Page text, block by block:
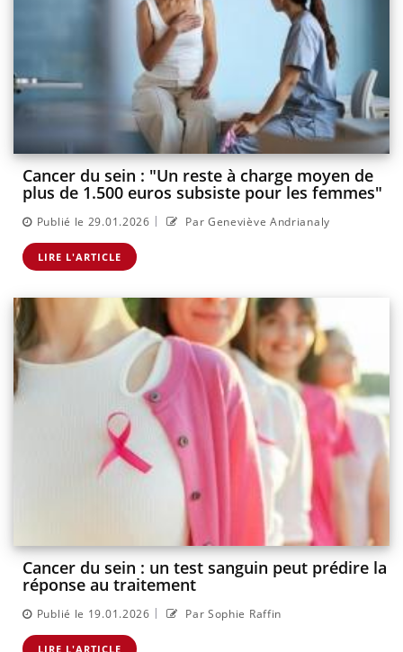
Cancer du sein : "Un reste à charge moyen de
plus de 1.500 euros subsiste pour les femmes"
Publié le 29.01.2026 | Par Geneviève Andrianaly
LIRE L'ARTICLE
Cancer du sein : un test sanguin peut prédire la
réponse au traitement
Publié le 19.01.2026 | Par Sophie Raffin
LIRE L'ARTICLE